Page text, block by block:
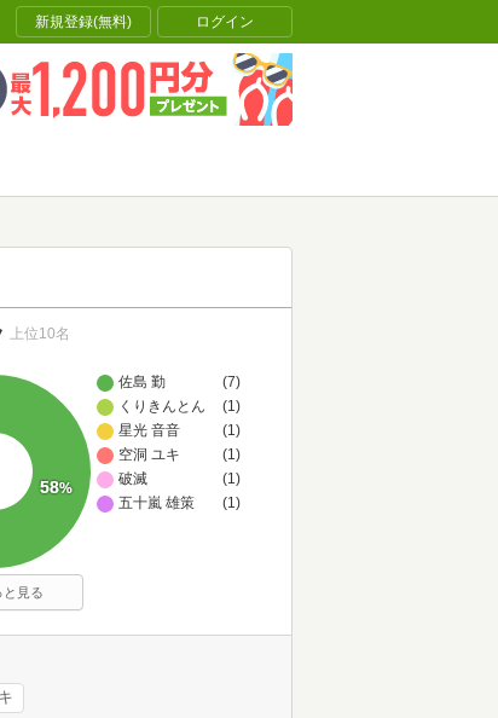
新規登録(無料) ログイン
佐島 勤
(7)
くりきんとん
(1)
星光 音音
(1)
空洞 ユキ
(1)
破滅
(1)
五十嵐 雄策
(1)
58%
上位10名
と見る